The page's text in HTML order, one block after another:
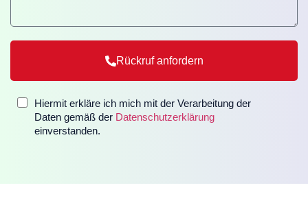
Hiermit erkläre ich mich mit der Verarbeitung der
Daten gemäß der Datenschutzerklärung
einverstanden.
Rückruf anfordern